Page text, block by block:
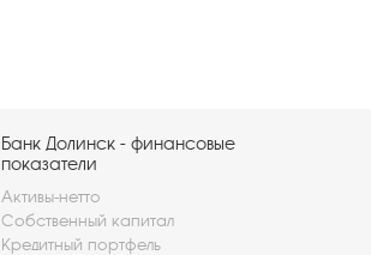
Банк Долинск - финансовые
показатели
Активы-нетто
Собственный капитал
Кредитный портфель